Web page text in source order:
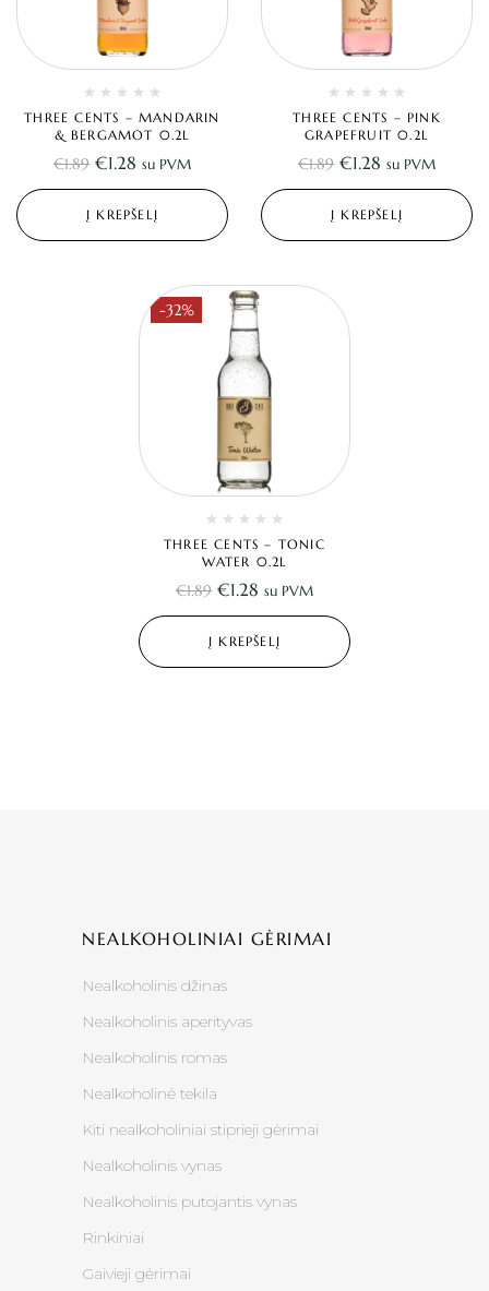
THREE CENTS – MANDARIN
& BERGAMOT 0.2L
€1.89 €1.28 su PVM
Į KREPŠELĮ
THREE CENTS – PINK
GRAPEFRUIT 0.2L
€1.89 €1.28 su PVM
Į KREPŠELĮ
-32%
THREE CENTS – TONIC
WATER 0.2L
€1.89 €1.28 su PVM
Į KREPŠELĮ
NEALKOHOLINIAI GĖRIMAI
Nealkoholinis džinas
Nealkoholinis aperityvas
Nealkoholinis romas
Nealkoholinė tekila
Kiti nealkoholiniai stiprieji gėrimai
Nealkoholinis vynas
Nealkoholinis putojantis vynas
Rinkiniai
Gaivieji gėrimai